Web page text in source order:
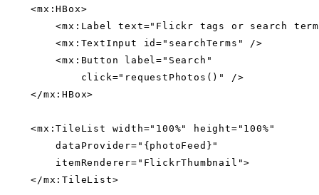
    <mx:HBox>
<mx:Label text="Flickr tags or search
        <mx:TextInput id="searchTerms" />
        <mx:Button label="Search"
            click="requestPhotos()" />
    </mx:HBox>
    <mx:TileList width="100%" height="100%"
        dataProvider="{photoFeed}"
        itemRenderer="FlickrThumbnail">
    </mx:TileList>